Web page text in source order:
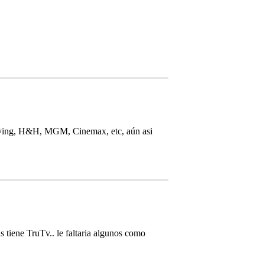
H&H, MGM, Cinemax, etc, aún asi
tiene TruTv.. le faltaria algunos como